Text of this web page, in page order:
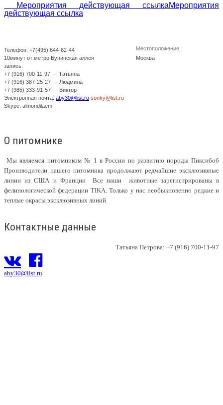
Мероприятия действующая ссылкаМероприятия
действующая ссылка
Телефон: +7(495) 644-62-44
10минут от метро Бунинская аллея
запись:
+7 (916) 700-11-97 — Татьяна
+7 (916) 387-25-27 — Людмила
+7 (985) 333-91-57 — Виктор
Электронная почта: aby30@list.ru sonky@list.ru
Skype: almondilaem
Местоположение:
Москва
О питомнике
Мы являемся питомником № 1 в России по развитию породы Пиксибоб
Производители нашего питомника продолжают редчайшие эксклюзивные
линии из США и Франции Все наши животные зарегистрированы в
фелинологической федерации TIKA. Только у нас необыкновенно редкие и
теплые окрасы эксклюзивных линий
Контактные данные
Татьяна Петрова: +7 (916) 700-11-97
aby30@list.ru